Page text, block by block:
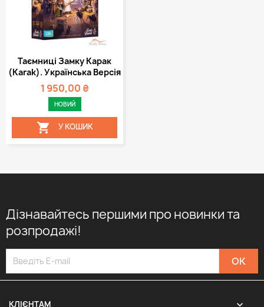
Таємниці Замку Карак
(Karak). Українська Версія
1 950,00 ₴
НОВИЙ
 У КОШИК
Дізнавайтесь першими про новинки та
розпродажі!
КЛІЄНТАМ